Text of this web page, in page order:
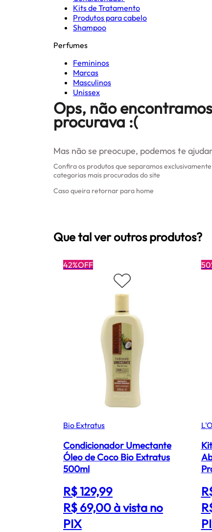
Kits de Tratamento
Produtos para cabelo
Shampoo
Perfumes
Femininos
Marcas
Masculinos
Unissex
Ops, não
procurava :(
Mas não se preocupe, podemos te
Confira os produtos que separamos
categorias mais procuradas do site
Caso queira retornar para home
Que tal ver outros produtos?
42%OFF
Bio Extratus
Condicionador Umectante
Óleo de Coco Bio Extratus
500ml
R$ 129,99
R$ 69,00à vista no
PIX